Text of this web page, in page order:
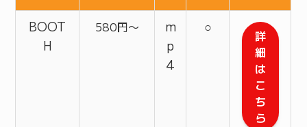
BOOT
H
580円〜
m
p
4
○
詳
細
は
こ
ち
ら